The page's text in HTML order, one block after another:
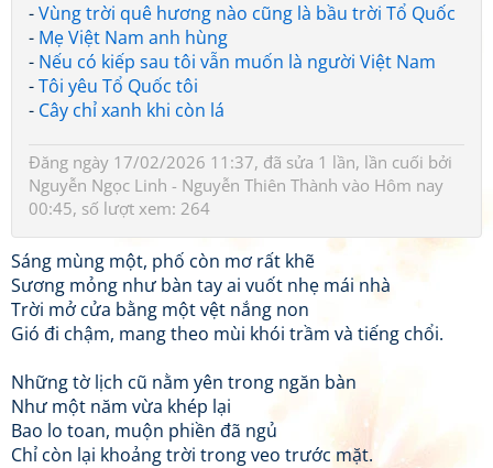
-Vùng trời quê hương nào cũng là bầu trời Tổ Quốc
- Mẹ Việt Nam anh hùng
- Nếu có kiếp sau tôi vẫn muốn là người Việt Nam
-Tôi yêu Tổ Quốc tôi
- Cây chỉ xanh khi còn lá
Đăng ngày 17/02/2026 11:37, đã sửa 1 lần, lần cuối bởi
Nguyễn Ngọc Linh - Nguyễn Thiên Thành vào Hôm nay
00:45, số lượt xem: 264
Sáng mùng một, phố còn mơ rất khẽ
Sương mỏng như bàn tay ai vuốt nhẹ mái nhà
Trời mở cửa bằng một vệt nắng non
Gió đi chậm, mang theo mùi khói trầm và tiếng chổi.
Những tờ lịch cũ nằm yên trong ngăn bàn
Như một năm vừa khép lại
Bao lo toan, muộn phiền đã ngủ
Chỉ còn lại khoảng trời trong veo trước mặt.